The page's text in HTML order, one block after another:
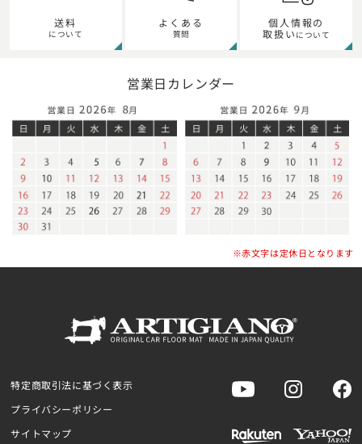
送料
について
よくある
質問
個人情報の
取扱い について
営業日カレンダー
※赤文字は定休日となります
特定商取引法に基づく表示
プライバシーポリシー
サイトマップ